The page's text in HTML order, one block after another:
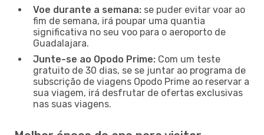
Voe durante a semana: se puder evitar voar ao
fim de semana, irá poupar uma quantia
significativa no seu voo para o aeroporto de
Guadalajara.
Junte-se ao Opodo Prime: Com um teste
gratuito de 30 dias, se se juntar ao programa de
subscrição de viagens Opodo Prime ao reservar a
sua viagem, irá desfrutar de ofertas exclusivas
nas suas viagens.